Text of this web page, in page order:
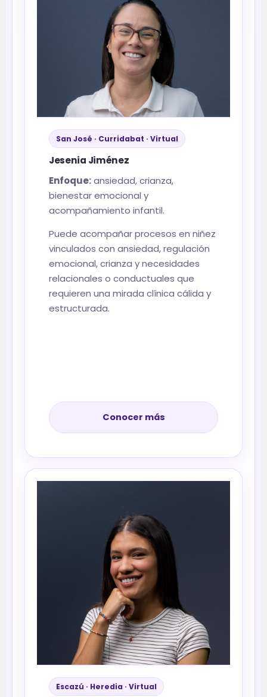
San José · Curridabat · Virtual
Jesenia Jiménez
Enfoque:ansiedad, crianza,
bienestar emocional y
acompañamiento infantil.
Puede acompañar procesos en niñez
vinculados con ansiedad, regulación
emocional, crianza y necesidades
relacionales o conductuales que
requieren una mirada clínica cálida y
estructurada.
Conocer más
Escazú · Heredia · Virtual